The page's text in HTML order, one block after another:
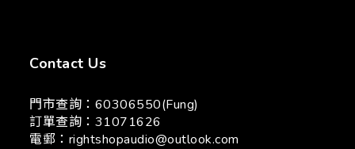
Contact Us
門市查詢：60306550(Fung)
訂單查詢：31071626
電郵： rightshopaudio@outlook.com